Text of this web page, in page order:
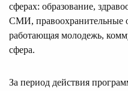
сферах: образование,
СМИ,
работающая молодежь,
сфера.
За период действия